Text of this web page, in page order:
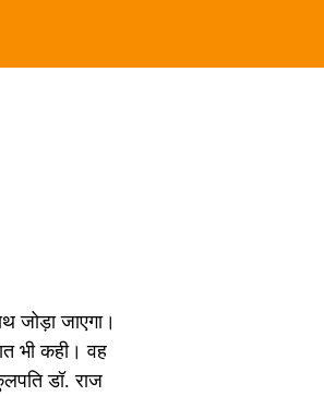
जोड़ा जाएगा।
भी कही। वह
डॉ. राज